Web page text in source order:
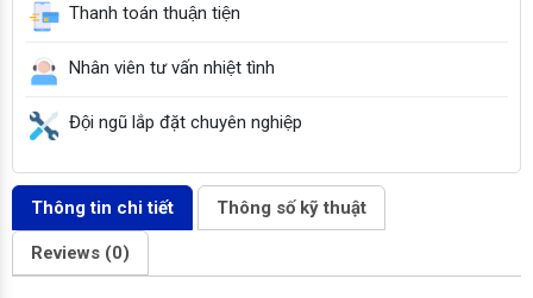
Thanh toán thuận tiện
Nhân viên tư vấn nhiệt tình
Đội ngũ lắp đặt chuyên nghiệp
Thông tin chi tiết Thông số kỹ thuật
Reviews (0)